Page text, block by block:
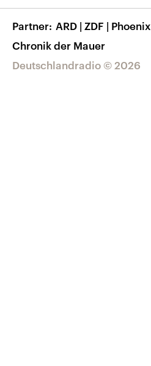
Barrierefreiheit
Deutschlandradio © 2026
Partner ARD | ZDF | Phoenix
Chronik der Mauer